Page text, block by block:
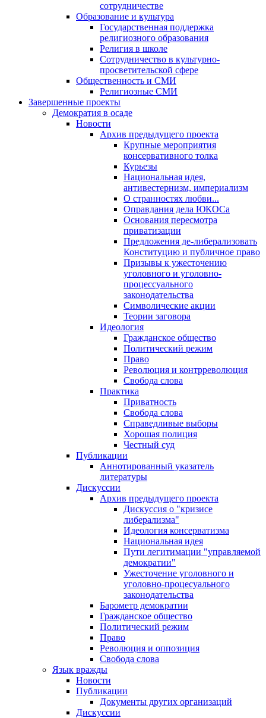
сотрудничестве
Образование и культура
Государственная поддержка
религиозного образования
Религия в школе
Сотрудничество в культурно-
просветительской сфере
Общественность и СМИ
Религиозные СМИ
Завершенные проекты
Демократия в осаде
Новости
Архив предыдущего проекта
Крупные мероприятия
консервативного толка
Курьезы
Национальная идея,
антивестернизм, империализм
О странностях любви...
Оправдания дела ЮКОСа
Основания пересмотра
приватизации
Предложения де-либерализовать
Конституцию и публичное право
Призывы к ужесточению
уголовного и уголовно-
процессуального
законодательства
Символические акции
Теории заговора
Идеология
Гражданское общество
Политический режим
Право
Революция и контрреволюция
Свобода слова
Практика
Приватность
Свобода слова
Справедливые выборы
Хорошая полиция
Честный суд
Публикации
Аннотированный указатель
литературы
Дискуссии
Архив предыдущего проекта
Дискуссия о "кризисе
либерализма"
Идеология консерватизма
Национальная идея
Пути легитимации "управляемой
демократии"
Ужесточение уголовного и
уголовно-процесуального
законодательства
Барометр демократии
Гражданское общество
Политический режим
Право
Революция и оппозиция
Свобода слова
Язык вражды
Новости
Публикации
Документы других организаций
Дискуссии